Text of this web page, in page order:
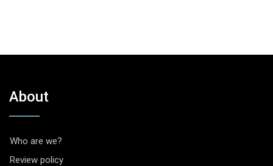
About
Who are we?
Review policy